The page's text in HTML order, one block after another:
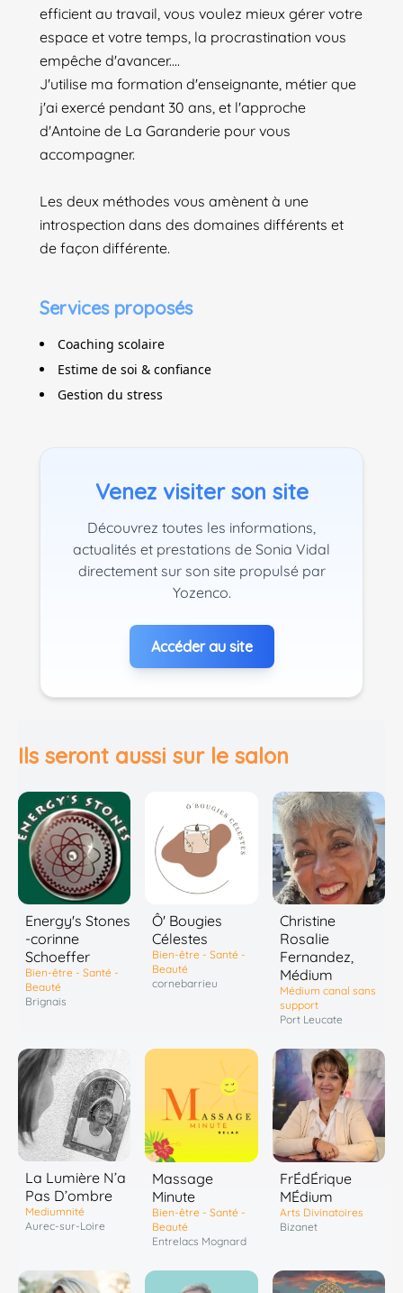
efficient au travail, vous voulez mieux gérer votre
espace et votre temps, la procrastination vous
empêche d'avancer....
J'utilise ma formation d'enseignante, métier que
j'ai exercé pendant 30 ans, et l'approche
d'Antoine de La Garanderie pour vous
accompagner.
Les deux méthodes vous amènent à une
introspection dans des domaines différents et
de façon différente.
Services proposés
Coaching scolaire
Estime de soi & confiance
Gestion du stress
Venez visiter son site
Découvrez toutes les informations,
actualités et prestations de Sonia Vidal
directement sur son site propulsé par
Yozenco.
Accéder au site
Ils seront aussi sur le salon
Energy's Stones
-corinne
Schoeffer
Bien-être - Santé -
Beauté
Brignais
Ô' Bougies
Célestes
Bien-être - Santé -
Beauté
cornebarrieu
Christine
Rosalie
Fernandez,
Médium
Médium canal sans
support
Port Leucate
La Lumière N’a
Pas D’ombre
Mediumnité
Aurec-sur-Loire
Massage
Minute
Bien-être - Santé -
Beauté
Entrelacs Mognard
FrÉdÉrique
MÉdium
Arts Divinatoires
Bizanet